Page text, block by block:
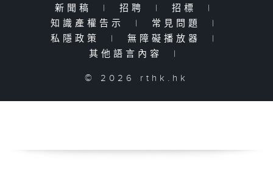
新聞稿 | 招聘 | 招標
|
知識產權告示
| 常見問題
|
私隱政策
| 無障礙播放器
|
其他語言內容
|
© 2026 rthk.hk